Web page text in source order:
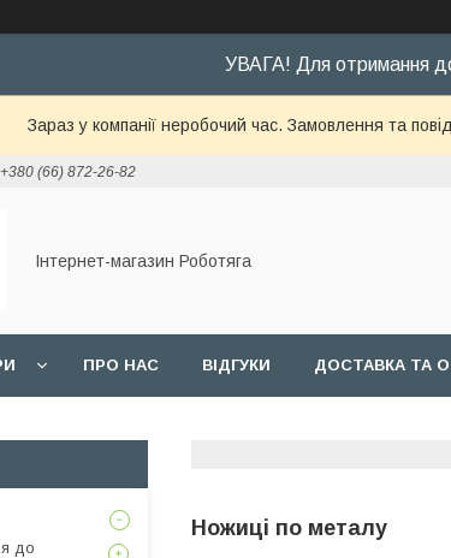
УВАГА! Для отримання
Зараз у компанії неробочий час. Замовлення та
+380 (66) 872-26-82
Інтернет-магазин Роботяга
ПРО НАС ВІДГУКИ ДОСТАВКА ТА
Ножиці по металу
до